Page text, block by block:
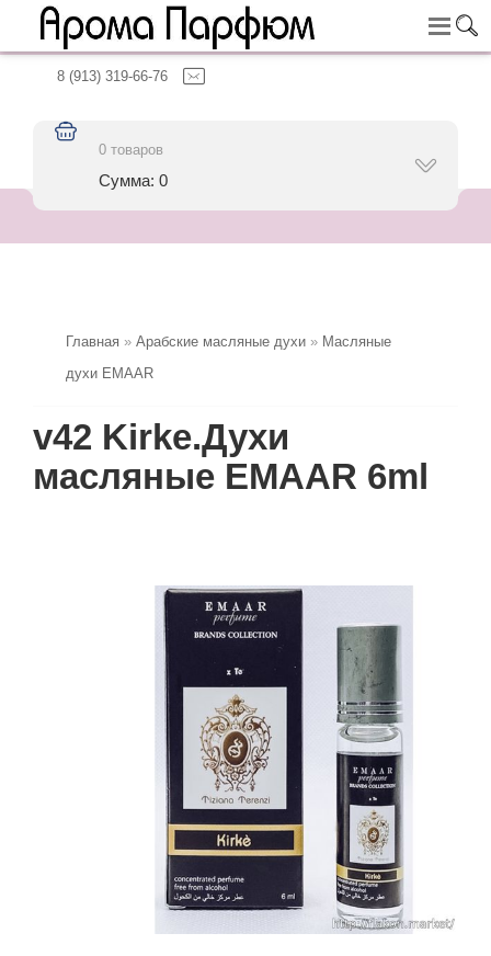
8 (913) 319-66-76
0 товаров
Сумма: 0
Главная » Арабские масляные духи » Масляные
духи EMAAR
v42 Kirke.Духи
масляные EMAAR 6ml